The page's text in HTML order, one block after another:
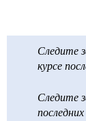
Следите
курсе
Следите